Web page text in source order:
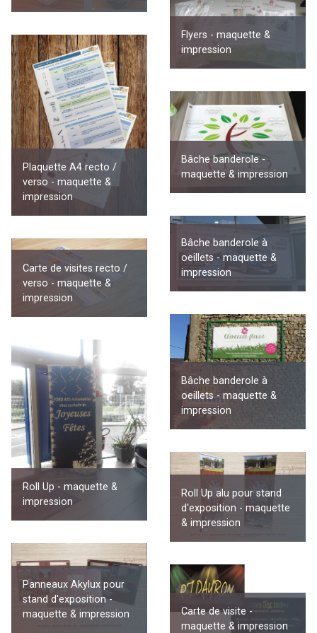
Flyers - maquette &
impression
Plaquette A4 recto /
verso - maquette &
impression
Bâche banderole -
maquette & impression
Bâche banderole à
oeillets - maquette &
impression
Carte de visites recto /
verso - maquette &
impression
Bâche banderole à
oeillets - maquette &
impression
Roll Up - maquette &
impression
Roll Up alu pour stand
d'exposition - maquette
& impression
Panneaux Akylux pour
stand d'exposition -
maquette & impression
Carte de visite -
maquette & impression